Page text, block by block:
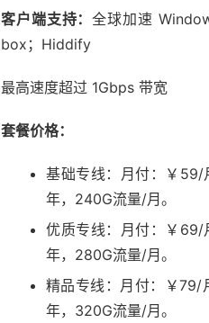
客户端支持：全球加速
box；Hiddify
最高速度超过 1Gbps 带宽
套餐价格：
基础专线：月付：￥
年，240G流量/月。
优质专线：月付：￥
年，280G流量/月。
精品专线：月付：￥
年，320G流量/月。